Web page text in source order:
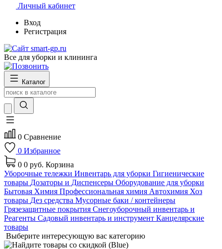
Личный кабинет
Вход
Регистрация
Все для уборки и клининга
Каталог
0 Сравнение
0 Избранное
0 0 руб. Корзина
Уборочные тележки Инвентарь для уборки Гигиенические
товары Дозаторы и Диспенсеры Оборудование для уборки
Бытовая Химия Профессиональная химия Автохимия Хоз
товары Дез средства Мусорные баки / контейнеры
Грязезащитные покрытия Снегоуборочный инвентарь и
Реагенты Садовый инвентарь и инструмент Канцелярские
товары
Выберите интересующую вас категорию